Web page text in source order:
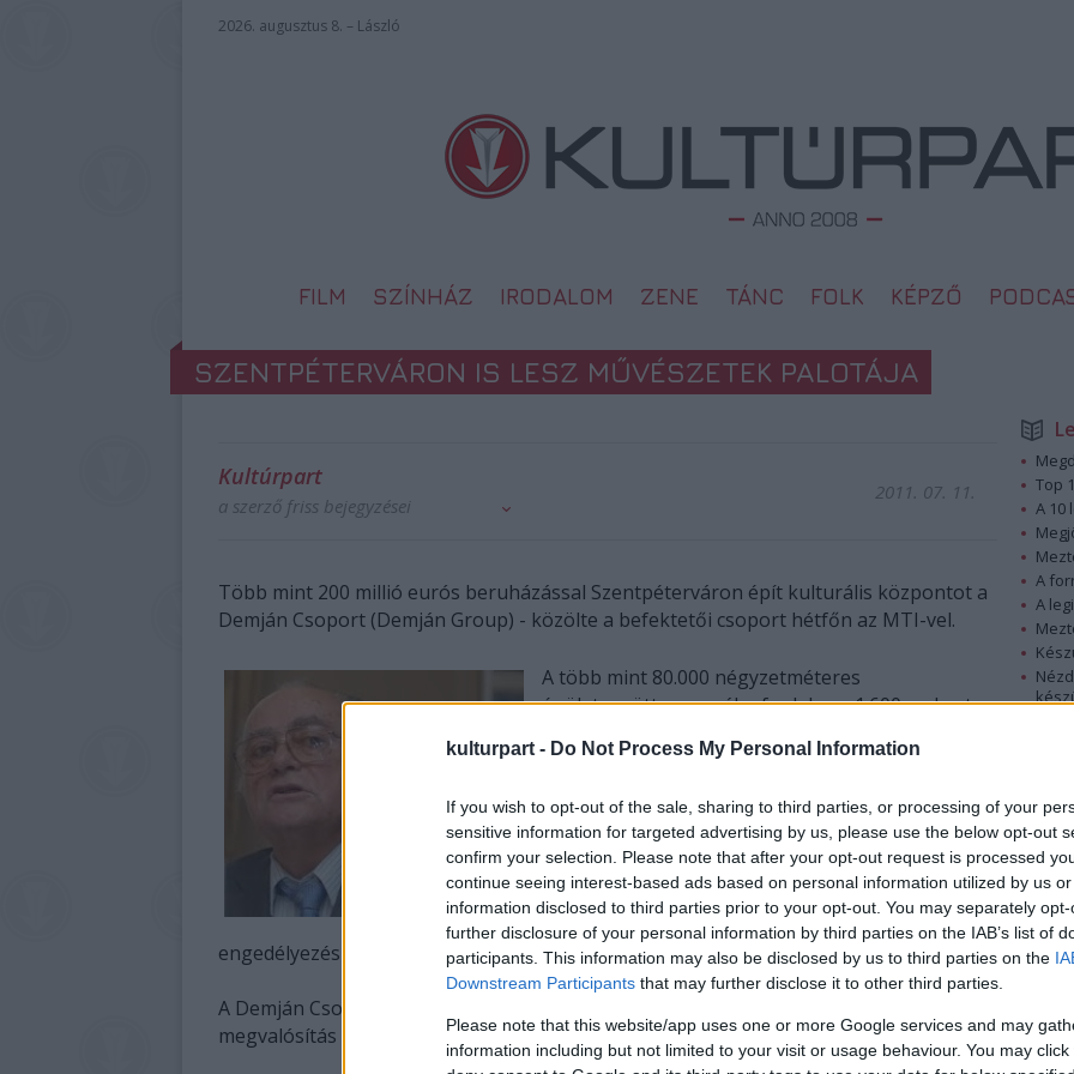
kulturpart - Do Not Process My Personal Information
If you wish to opt-out of the sale, sharing to third parties, or processing of your
sensitive information for targeted advertising by us, please use the below opt-out
confirm your selection. Please note that after your opt-out request is processed
continue seeing interest-based ads based on personal information utilized by us
information disclosed to third parties prior to your opt-out. You may separately
further disclosure of your personal information by third parties on the IAB’s list of
participants. This information may also be disclosed by us to third parties on the
Downstream Participants that may further disclose it to other third parties.
Please note that this website/app uses one or more Google services and may
information including but not limited to your visit or usage behaviour. You may
2026. augusztus 8. – László
FILM SZÍNHÁZ IRODALOM ZENE TÁNC FOLK KÉPZŐ
SZENTPÉTERVÁRON IS LESZ MŰVÉSZETEK PALOTÁJA
Kultúrpart
a szerző friss bejegyzései
2011. 07. 11.
Több mint 200 millió eurós beruházással Szentpéterváron épít kulturális központot a
Demján Csoport (Demján Group) - közölte a befektetői csoport hétfőn az MTI-vel.
A több mint 80.000 négyzetméteres
épületegyüttes magába foglal egy 1.600 embert
kiállítási központot, és egy 2.500 fős konferencia-
közleményben.
A PPP-konstrukcióban (a köz- és magánszféra
együttműködésében) megvalósuló beruházásban
a Demján Csoport irányítása alatt álló TriGranit
Fejlesztési Zrt. működik közre, a tervek szerint az
engedélyezési eljárást követően két éven belül felépülhet az új központ.
A Demján Csoport az Inveszt-Sztroj nevű orosz vállalatával két fordulóban nyerte el a
megvalósítás lehetőségét a város PPP-pályázatán.
Top
A 10
A
A